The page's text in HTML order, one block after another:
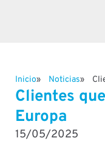
Inicio Noticias
Clientes
Europa
15/05/2025